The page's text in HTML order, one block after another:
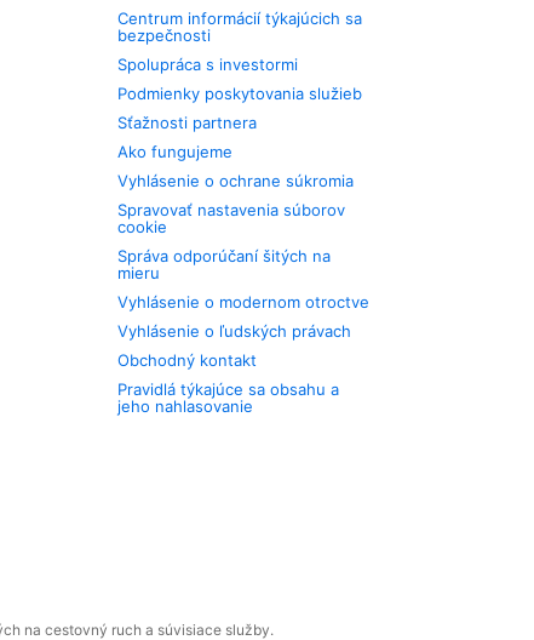
Centrum informácií týkajúcich sa
bezpečnosti
Spolupráca s investormi
Podmienky poskytovania služieb
Sťažnosti partnera
Ako fungujeme
Vyhlásenie o ochrane súkromia
Spravovať nastavenia súborov
cookie
Správa odporúčaní šitých na
mieru
Vyhlásenie o modernom otroctve
Vyhlásenie o ľudských právach
Obchodný kontakt
Pravidlá týkajúce sa obsahu a
jeho nahlasovanie
na cestovný ruch a súvisiace služby.